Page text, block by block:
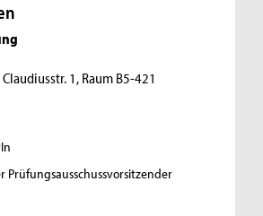
1, Raum B5-421
Prüfungsausschussvorsitzender